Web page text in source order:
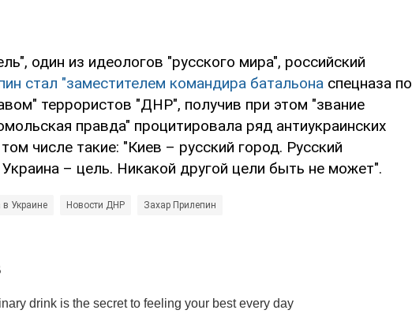
один из идеологов "русского мира", российский
стал "заместителем командира батальона спецназа по
террористов "ДНР", получив при этом "звание
правда" процитировала ряд антиукраинских
числе такие: "Киев – русский город. Русский
– цель. Никакой другой цели быть не может".
в Украине Новости ДНР Захар Прилепин